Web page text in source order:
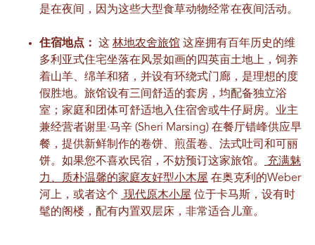
是在夜间，因为这些大型食草动物经常在夜间活动。
住宿地点： 这 林地农舍旅馆 这座拥有百年历史的维
多利亚式住宅坐落在风景如画的四英亩土地上，饲养
着山羊、绵羊和猪，并设有环绕式门廊，是理想的度
假胜地。旅馆设有三间舒适的套房，均配备独立浴
室；家庭和团体可舒适地入住宿舍或牛仔厨房。业主
兼经营者谢里·马辛 (Sheri Marsing) 在餐厅错峰供应早
餐，提供新鲜制作的卷饼、煎蛋卷、法式吐司和可丽
饼。如果您不喜欢民宿，不妨预订这家旅馆。
充满魅
力、质朴温馨的家庭友好型小木屋 在奥克利的Weber
河上，或者这个 现代原木小屋 位于卡马斯，设有时
髦的阁楼，配有内置双层床，非常适合儿童。